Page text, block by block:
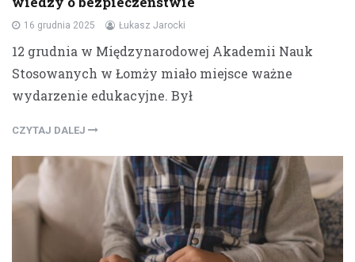
16 grudnia 2025 Łukasz Jarocki
12 grudnia w Międzynarodowej Akademii Nauk
Stosowanych w Łomży miało miejsce ważne
wydarzenie edukacyjne. Był
CZYTAJ DALEJ